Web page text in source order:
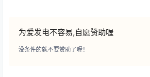
为爱发电不容易,自愿赞助喔
没条件的就不要赞助了喔！